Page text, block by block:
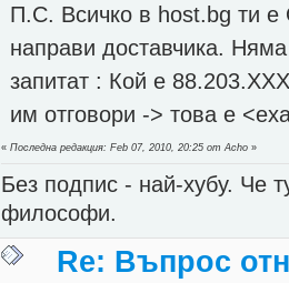
П.С. Всичко в host.bg ти е
направи доставчика.
запитат : Кой е
им отговори -> това е
«Последна редакция: Feb 07, 2010, 20:25 от Acho »
Без подпис - най-хубу. Че
философи.
Re: Въпрос